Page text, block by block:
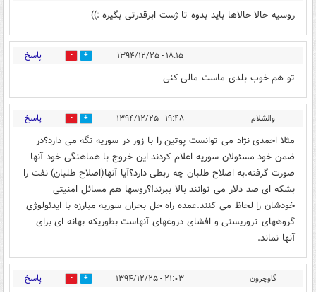
روسیه حالا حالاها باید بدوه تا ژست ابرقدرتی بگیره :))
۱۸:۱۵ - ۱۳۹۴/۱۲/۲۵ 0 پاسخ
تو هم خوب بلدی ماست مالی کنی
والشلام ۱۹:۴۸ - ۱۳۹۴/۱۲/۲۵ 0 پاسخ
مثلا احمدی نژاد می توانست پوتین را با زور در سوریه نگه می دارد؟در
ضمن خود مسئولان سوریه اعلام کردند این خروج با هماهنگی خود آنها
صورت گرفته.به اصلاح طلبان چه ربطی دارد؟آیا آنها(اصلاح طلبان) نفت را
بشکه ای صد دلار می توانند بالا ببرند!؟روسها هم مسائل امنیتی
خودشان را لحاظ می کنند.عمده راه حل بحران سوریه مبارزه با ایدئولوژی
گروههای تروریستی و افشای دروغهای آنهاست بطوریکه بهانه ای برای
آنها نماند.
گاوچرون ۲۱:۰۳ - ۱۳۹۴/۱۲/۲۵ 0 پاسخ